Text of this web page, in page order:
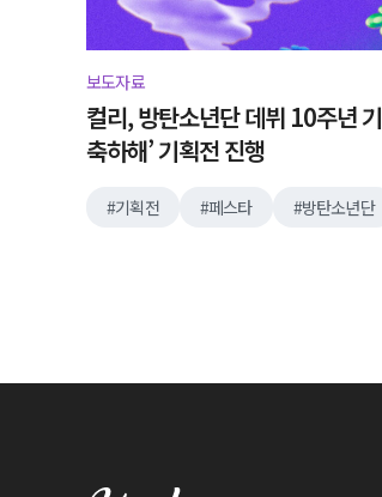
보도자료
컬리, 방탄소년단 데뷔 10주년
축하해’ 기획전 진행
기획전 페스타 방탄소년단